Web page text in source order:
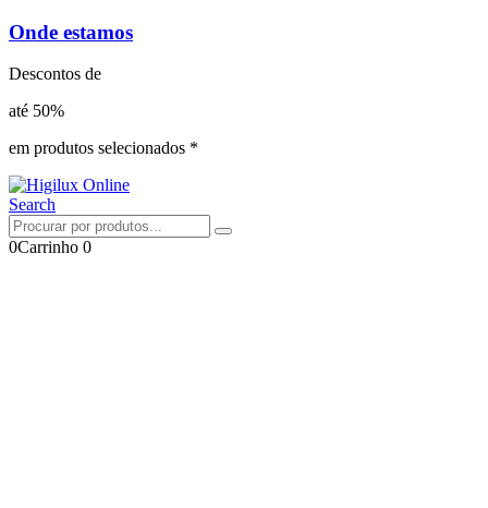
Onde estamos
Descontos de
até 50%
em produtos selecionados *
Search
0Carrinho 0